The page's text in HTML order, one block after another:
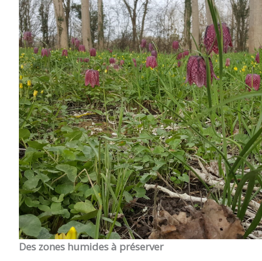
Des zones humides à préserver